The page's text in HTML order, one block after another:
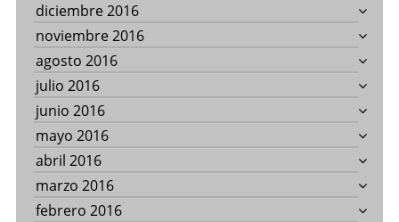
diciembre 2016
noviembre 2016
agosto 2016
julio 2016
junio 2016
mayo 2016
abril 2016
marzo 2016
febrero 2016